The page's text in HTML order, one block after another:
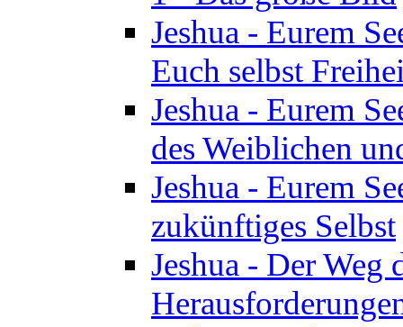
Jeshua - Eurem
Euch selbst
Jeshua - Eurem
des Weiblichen
Jeshua - Eurem
zukünftiges Selbst
Jeshua - Der Weg